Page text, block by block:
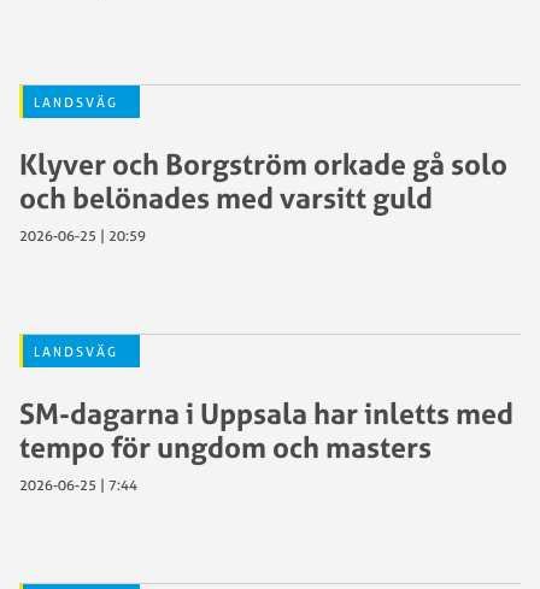
LANDSVÄG
Klyver och Borgström orkade gå solo
och belönades med varsitt guld
2026-06-25 | 20:59
LANDSVÄG
SM-dagarna i Uppsala har inletts med
tempo för ungdom och masters
2026-06-25 | 7:44